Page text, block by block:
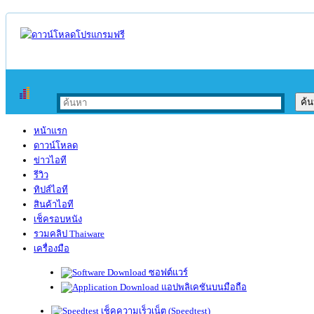
หน้าแรก
ดาวน์โหลด
ข่าวไอที
รีวิว
ทิปส์ไอที
สินค้าไอที
เช็ครอบหนัง
รวมคลิป Thaiware
เครื่องมือ
ซอฟต์แวร์
แอปพลิเคชันบนมือถือ
เช็คความเร็วเน็ต (Speedtest)